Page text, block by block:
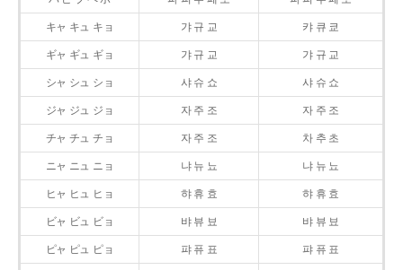
キャ キュ キョ 갸 규 교 캬 큐 쿄
ギャ ギュ ギョ 갸 규 교 갸 규 교
シャ シュ ショ 샤 슈 쇼 샤 슈 쇼
ジャ ジュ ジョ 자 주 조 자 주 조
チャ チュ チョ 자 주 조 차 추 초
ニャ ニュ ニョ 냐 뉴 뇨 냐 뉴 뇨
ヒャ ヒュ ヒョ 햐 휴 효 햐 휴 효
ビャ ビュ ビョ 뱌 뷰 뵤 뱌 뷰 뵤
ピャ ピュ ピョ 퍄 퓨 표 퍄 퓨 표